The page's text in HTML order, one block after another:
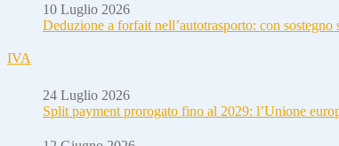
10 Luglio 2026
Deduzione a forfait nell’autotrasporto: con sostegno
IVA
24 Luglio 2026
Split payment prorogato fino al 2029: l’Unione